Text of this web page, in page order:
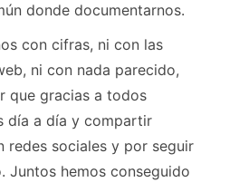
donde documentarnos.
con cifras, ni con las
ni con nada parecido,
que gracias a todos
día a día y compartir
redes sociales y por seguir
Juntos hemos conseguido